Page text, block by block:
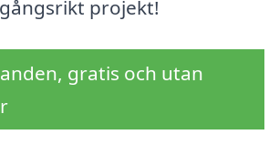
projekt!
gratis och utan